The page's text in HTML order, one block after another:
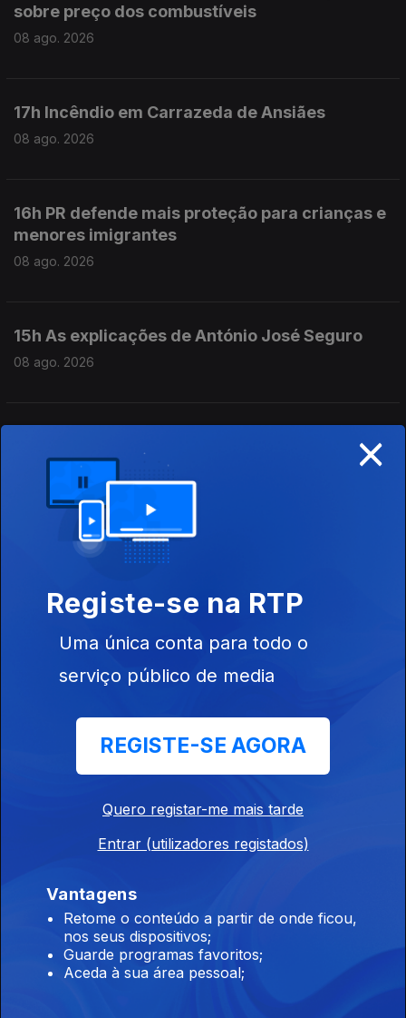
sobre preço dos combustíveis
08 ago. 2026
17h Incêndio em Carrazeda de Ansiães
08 ago. 2026
16h PR defende mais proteção para crianças e
menores imigrantes
08 ago. 2026
15h As explicações de António José Seguro
08 ago. 2026
08 ago. 2026
13h PR: Cooperação e entreajuda são mais
fortes do que egoísmos
Piloto morreu
mortos começou com beata
10h Retorno: Chega considera irresponsável
envio do diploma ao TC
08 ago. 2026
×
Registe-se na RTP
Uma única conta para todo o
serviço público de media
REGISTE-SE AGORA
Quero registar-me mais tarde
Entrar (utilizadores registados)
Vantagens
Retome o conteúdo a partir de onde ficou,
nos seus dispositivos;
Guarde programas favoritos;
Aceda à sua área pessoal;